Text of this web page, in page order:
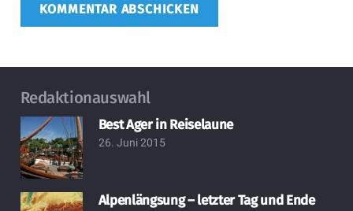
KOMMENTAR ABSCHICKEN
Redaktionauswahl
Best Ager in Reiselaune
26. Juni 2015
Alpenlängsung – letzter Tag und Ende